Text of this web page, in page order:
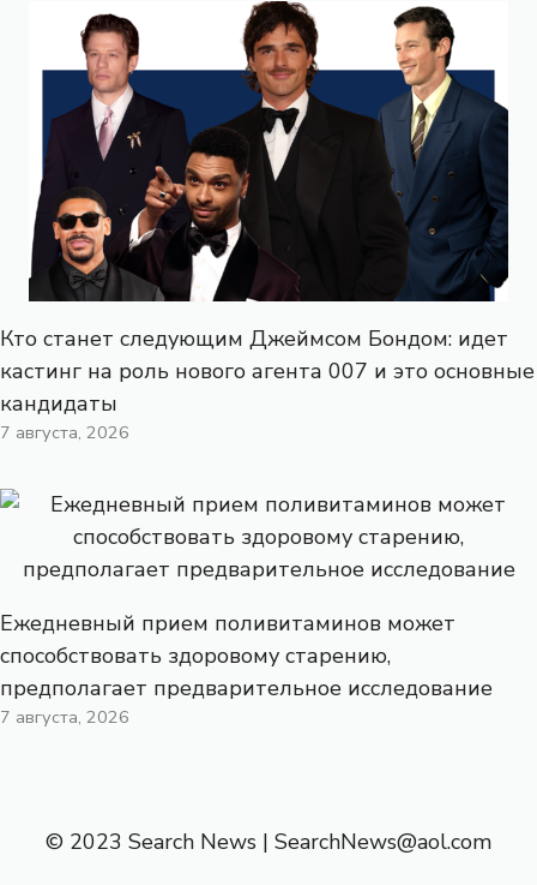
Кто станет следующим Джеймсом Бондом: идет
кастинг на роль нового агента 007 и это основные
кандидаты
7 августа, 2026
Ежедневный прием поливитаминов может
способствовать здоровому старению,
предполагает предварительное исследование
7 августа, 2026
© 2023 Search News | SearchNews@aol.com